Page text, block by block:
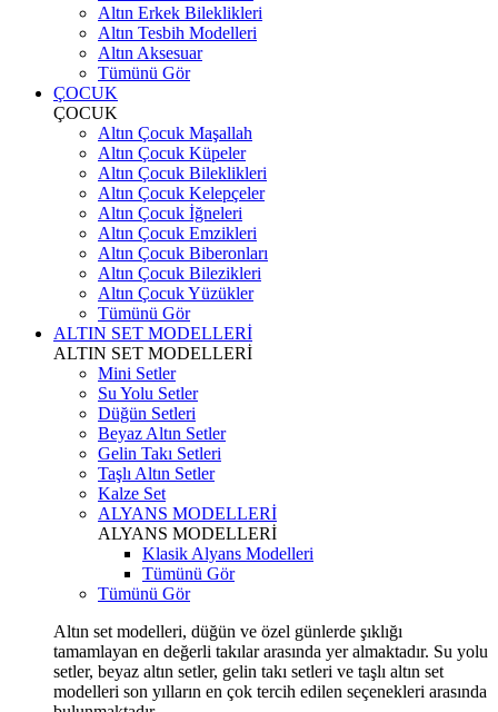
Altın Erkek Bileklikleri
Altın Tesbih Modelleri
Altın Aksesuar
Tümünü Gör
ÇOCUK
ÇOCUK
Altın Çocuk Maşallah
Altın Çocuk Küpeler
Altın Çocuk Bileklikleri
Altın Çocuk Kelepçeler
Altın Çocuk İğneleri
Altın Çocuk Emzikleri
Altın Çocuk Biberonları
Altın Çocuk Bilezikleri
Altın Çocuk Yüzükler
Tümünü Gör
ALTIN SET MODELLERİ
ALTIN SET MODELLERİ
Mini Setler
Su Yolu Setler
Düğün Setleri
Beyaz Altın Setler
Gelin Takı Setleri
Taşlı Altın Setler
Kalze Set
ALYANS MODELLERİ
ALYANS MODELLERİ
Klasik Alyans Modelleri
Tümünü Gör
Tümünü Gör
Altın set modelleri, düğün ve özel günlerde şıklığı
tamamlayan en değerli takılar arasında yer almaktadır. Su yolu
setler, beyaz altın setler, gelin takı setleri ve taşlı altın set
modelleri son yılların en çok tercih edilen seçenekleri arasında